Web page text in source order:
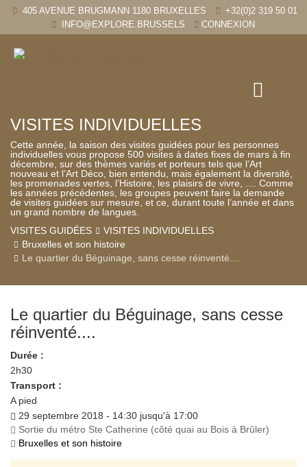
405 AVENUE BRUGMANN 1180 BRUXELLES
+32(0)2 319 50 01
INFO@EXPLORE.BRUSSELS
CONNEXION
VISITES INDIVIDUELLES
Cette année, la saison des visites guidées pour les personnes
individuelles vous propose 500 visites à dates fixes de mars à fin
décembre, sur des thèmes variés et porteurs tels que l’Art
nouveau et l’Art Déco, bien entendu, mais également la diversité,
les promenades vertes, l’Histoire, les plaisirs de vivre, .... Comme
les années précédentes, les groupes peuvent faire la demande
de visites guidées sur mesure, et ce, durant toute l’année et dans
un grand nombre de langues.
VISITES GUIDÉES
VISITES INDIVIDUELLES
Bruxelles et son histoire
Le quartier du Béguinage, sans cesse réinventé....
Le quartier du Béguinage, sans cesse
réinventé....
Durée :
2h30
Transport :
A pied
29 septembre 2018 - 14:30 jusqu'à 17:00
Sortie du métro Ste Catherine (côté quai au Bois à Brûler)
Bruxelles et son histoire